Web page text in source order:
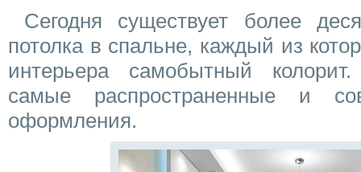
Сегодня существует более
потолка в спальне, каждый из
интерьера самобытный
самые распространенные и
оформления.